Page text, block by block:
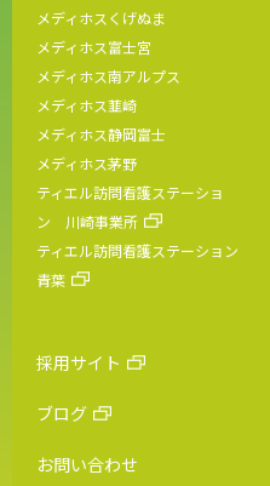
メディホスくげぬま
メディホス富士宮
メディホス南アルプス
メディホス韮崎
メディホス静岡富士
メディホス茅野
ティエル訪問看護ステーショ
ン 川崎事業所
ティエル訪問看護ステーション
青葉
採用サイト
ブログ
お問い合わせ